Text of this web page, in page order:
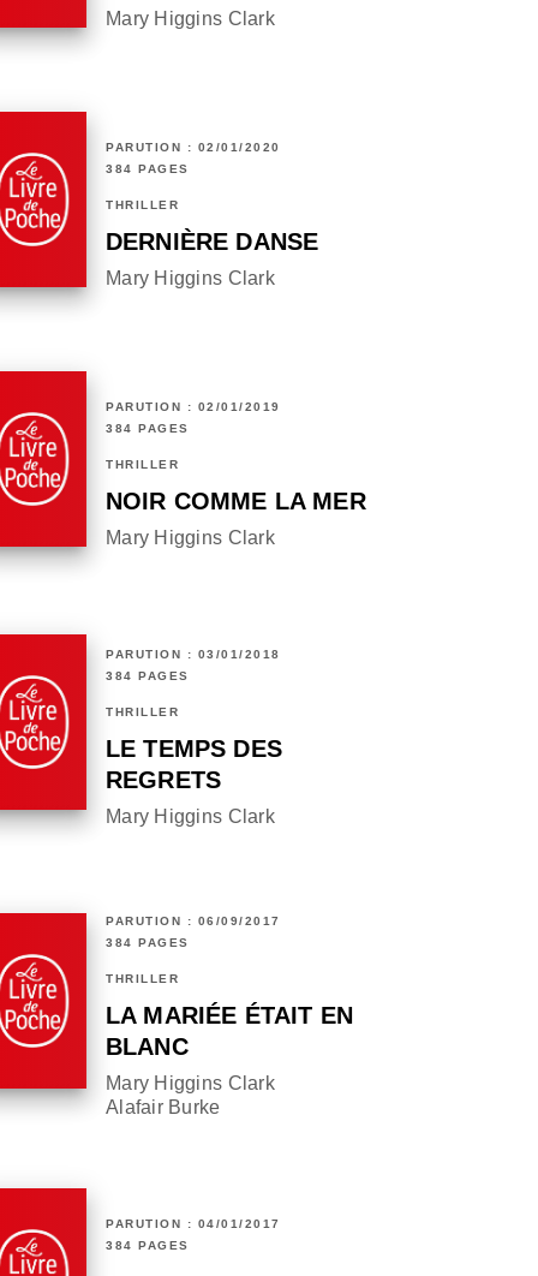
Mary Higgins Clark
PARUTION : 02/01/2020
384 PAGES
THRILLER
DERNIÈRE DANSE
Mary Higgins Clark
PARUTION : 02/01/2019
384 PAGES
THRILLER
NOIR COMME LA MER
Mary Higgins Clark
PARUTION : 03/01/2018
384 PAGES
THRILLER
LE TEMPS DES
REGRETS
Mary Higgins Clark
PARUTION : 06/09/2017
384 PAGES
THRILLER
LA MARIÉE ÉTAIT EN
BLANC
Mary Higgins Clark
Alafair Burke
PARUTION : 04/01/2017
384 PAGES